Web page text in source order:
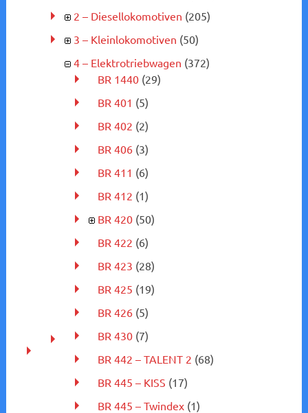
2 – Diesellokomotiven (205)
3 – Kleinlokomotiven (50)
4 – Elektrotriebwagen (372)
BR 1440(29)
BR 401 (5)
BR 402 (2)
BR 406(3)
BR 411 (6)
BR 412 (1)
BR 420(50)
BR 422 (6)
BR 423 (28)
BR 425 (19)
BR 426(5)
BR 430(7)
BR 442 – TALENT 2 (68)
BR 445 – KISS (17)
BR 445 – Twindex(1)